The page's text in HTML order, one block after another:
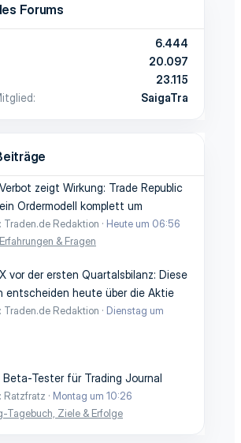
Forums
6.444
20.097
23.115
SaigaTra
zeigt Wirkung: Trade Republic
Ordermodell komplett um
Traden.de Redaktion
Heute um 06:56
& Fragen
vor der ersten Quartalsbilanz: Diese
entscheiden heute über die Aktie
Traden.de Redaktion
Dienstag um
Beta-Tester für Trading Journal
Ratzfratz
Montag um 10:26
Tagebuch, Ziele & Erfolge